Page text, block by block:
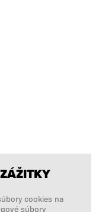
cookies na
súbory